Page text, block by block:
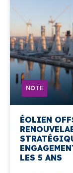
NOTE
ÉOLIEN
LES 5 ANS